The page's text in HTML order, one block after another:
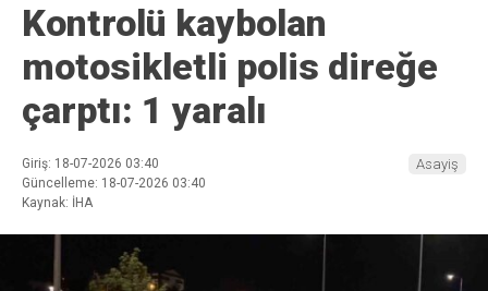
Kontrolü kaybolan
motosikletli polis direğe
çarptı: 1 yaralı
Giriş: 18-07-2026 03:40
Güncelleme: 18-07-2026 03:40
Kaynak: İHA
Asayiş